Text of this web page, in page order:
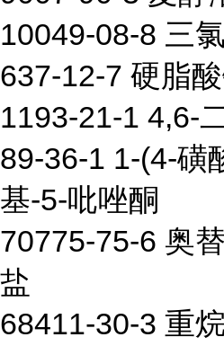
10049-08-8 三
637-12-7 硬脂
1193-21-1 4,6-
89-36-1 1-(4-磺
基-5-吡唑酮
70775-75-6 奥
盐
68411-30-3 重